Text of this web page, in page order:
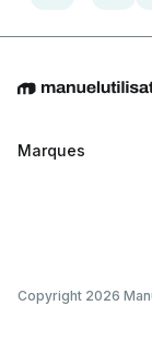
Marques
Copyright 2026